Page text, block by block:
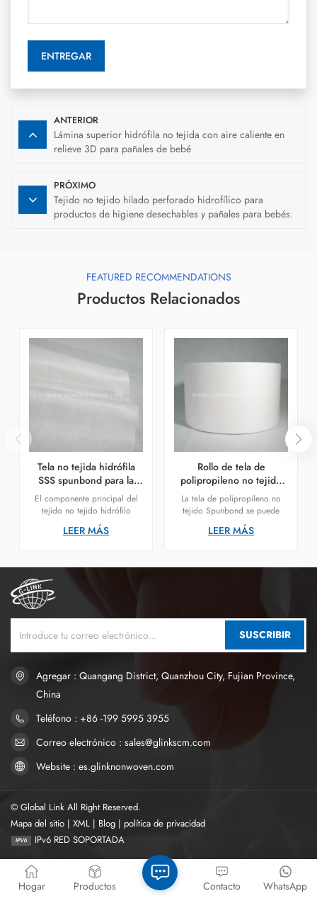
ENTREGAR
ANTERIOR
Lámina superior hidrófila no tejida con aire caliente en
relieve 3D para pañales de bebé
PRÓXIMO
Tejido no tejido hilado perforado hidrofílico para
productos de higiene desechables y pañales para bebés.
FEATURED RECOMMENDATIONS
Productos Relacionados
Tela no tejida hidrófila
SSS spunbond para la
fabricación de pañales
para bebés
El componente principal del
tejido no tejido hidrófilo
spunbond es el polipropileno,
que es una materia prima para
capa superior y en la capa
envolvente.
LEER MÁS
Rollo de tela de
polipropileno no tejido
spunbond de hoja
superior suave para
pañales para adultos con
incontinencia
La tela de polipropileno no
tejido Spunbond se puede
utilizar como capa superior de
pañales para adultos con
LEER MÁS
SUSCRIBIR
Agregar : Quangang District, Quanzhou City, Fujian Province,
China
Teléfono : +86 -199 5995 3955
Correo electrónico : sales@glinkscm.com
Website : es.glinknonwoven.com
© Global Link All Right Reserved.
Mapa del sitio | XML | Blog | política de privacidad
IPv6 RED SOPORTADA
Hogar Productos WhatsApp
Contacto